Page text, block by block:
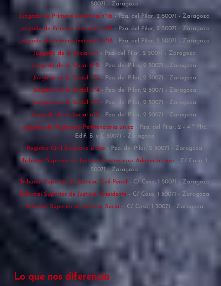
50071 - Zaragoza
Juzgado de Primera Instancia nº16 - Pza. del Pilar, 2 50071 - Zaragoza
Juzgado de Primera Instancia nº17 - Pza. del Pilar, 2 50071 - Zaragoza
Juzgado de Primera Instancia nº18 - Pza. del Pilar, 2 50071 - Zaragoza
Juzgado de lo Social nº1 - Pza. del Pilar, 2 50071 - Zaragoza
Juzgado de lo Social nº2 - Pza. del Pilar, 2 50071 - Zaragoza
Juzgado de lo Social nº3- Pza. del Pilar, 2 50071 - Zaragoza
Juzgado de lo Social nº4 - Pza. del Pilar, 2 50071 - Zaragoza
Juzgado de lo Social nº5 - Pza. del Pilar, 2 50071 - Zaragoza
Juzgado de lo Social nº6 - Pza. del Pilar, 2 50071 - Zaragoza
Juzgado de Vigilancia Penitenciaria único
- Pza. del Pilar, 2 - 4 ª Plta.
Edif. B. y C 50071 - Zaragoza
Registro Civil Exclusivo único - Pza. del Pilar, 2 50071 - Zaragoza
Tribunal Superior de Justicia, Contencioso-Administrativo - C/ Coso, 1
50071 - Zaragoza
Tribunal Superior de Justicia, Civil-Penal - C/ Coso, 1 50071 - Zaragoza
Tribunal Superior de Justicia, Presidente - C/ Coso, 1 50071 - Zaragoza
Tribunal Superior de Justicia, Social - C/ Coso, 1 50071 - Zaragoza
Lo que nos diferencia